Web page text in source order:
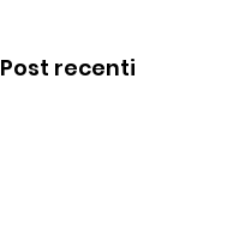
Post recenti